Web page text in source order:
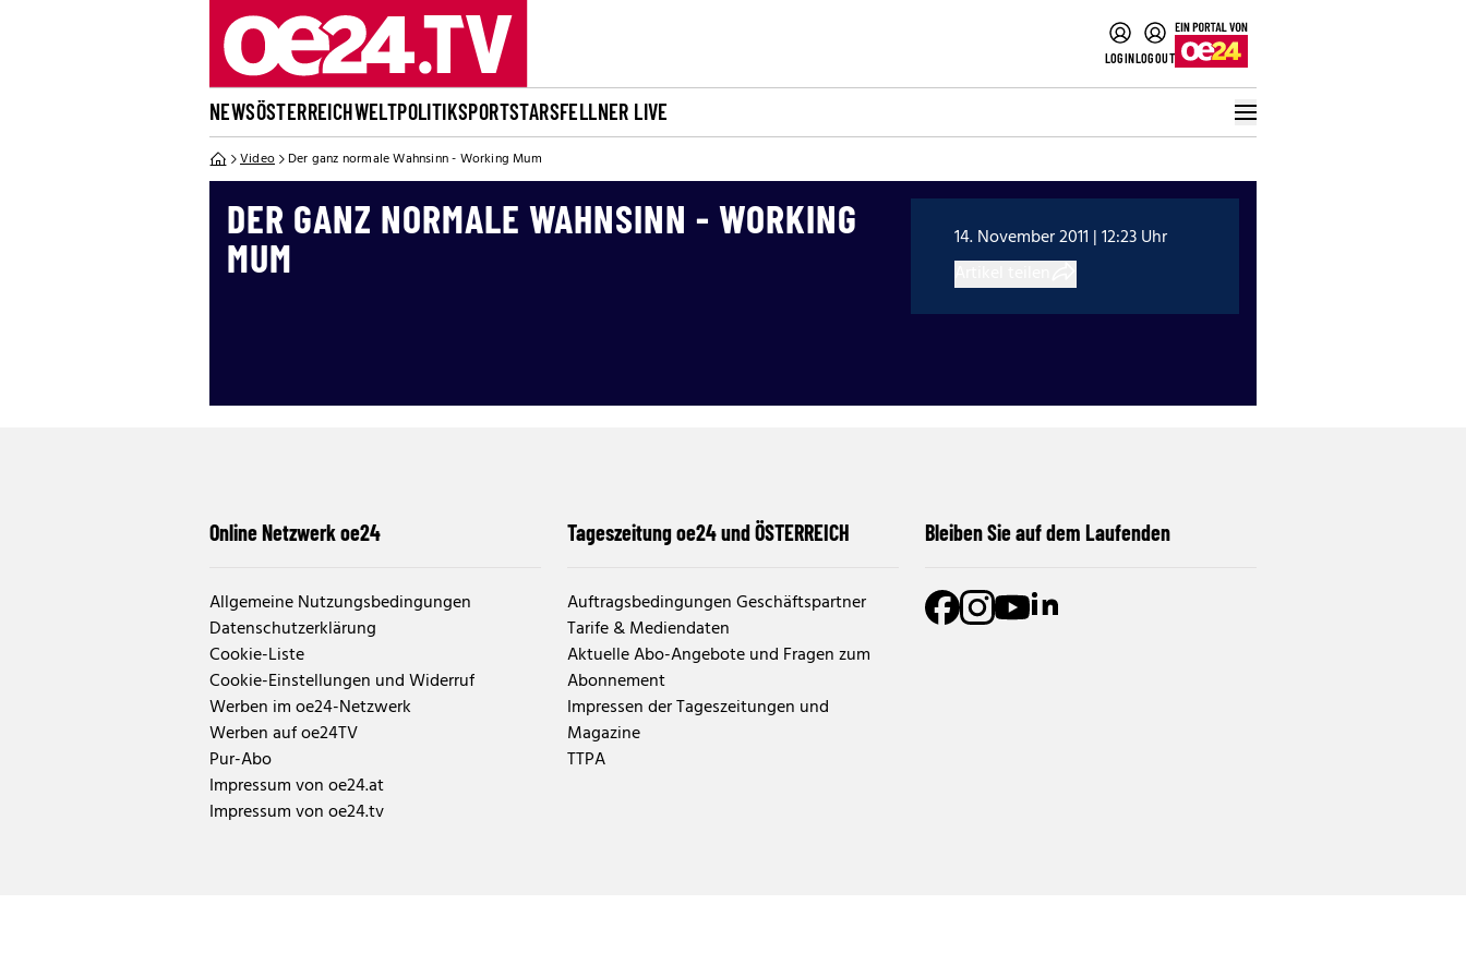
LOGINLOGOUT
NEWSÖSTERREICHWELTPOLITIKSPORTSTARSFELLNER LIVE
Video Der ganz normale Wahnsinn - Working Mum
DER GANZ NORMALE WAHNSINN - WORKING
MUM
14. November 2011 | 12:23 Uhr
Online Netzwerk oe24
Allgemeine Nutzungsbedingungen
Datenschutzerklärung
Cookie-Liste
Cookie-Einstellungen und Widerruf
Werben im oe24-Netzwerk
Werben auf oe24TV
Pur-Abo
Impressum von oe24.at
Impressum von oe24.tv
Tageszeitung oe24 und ÖSTERREICH
Auftragsbedingungen Geschäftspartner
Tarife & Mediendaten
Aktuelle Abo-Angebote und Fragen zum
Abonnement
Impressen der Tageszeitungen und
Magazine
TTPA
Bleiben Sie auf dem Laufenden